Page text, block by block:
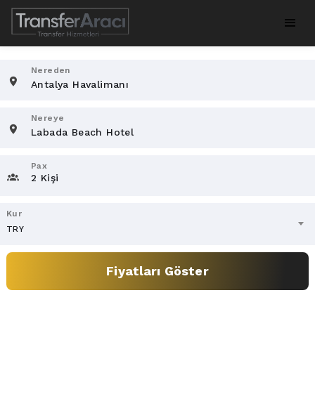
Nereden
Nereye
Pax
2 Kişi
Kur
TRY
Fiyatları Göster